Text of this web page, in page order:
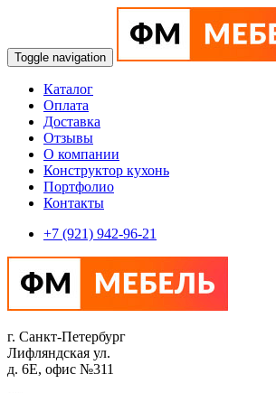
Toggle navigation
Каталог
Оплата
Доставка
Отзывы
О компании
Конструктор кухонь
Портфолио
Контакты
+7 (921) 942-96-21
г. Санкт-Петербург
Лифляндская ул.
д. 6Е, офис №311